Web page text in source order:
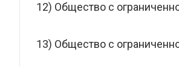
12) Общество с
13) Общество с